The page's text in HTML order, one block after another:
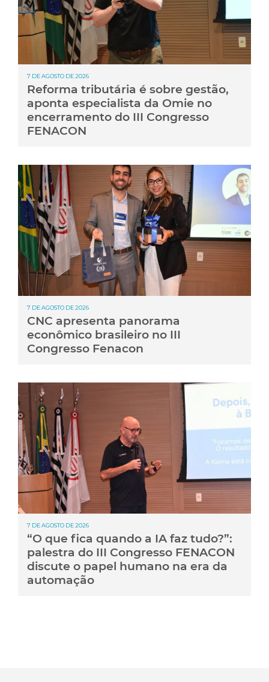
7 DE AGOSTO DE 2026
Reforma tributária é sobre gestão,
aponta especialista da Omie no
encerramento do III Congresso
FENACON
7 DE AGOSTO DE 2026
CNC apresenta panorama
econômico brasileiro no III
Congresso Fenacon
7 DE AGOSTO DE 2026
“O que fica quando a IA faz tudo?”:
palestra do III Congresso FENACON
discute o papel humano na era da
automação